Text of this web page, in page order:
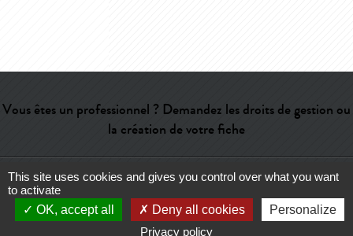
Vous êtes un professionnel ? Demandez les droits de gestion ou
la création de votre fiche
Aide-Contact-Admin-Lexique-CGU-Qui sommes-nous ?-
This site uses cookies and gives you control over what you want
to activate
OK, accept all
Deny all cookies
Personalize
Privacy policy